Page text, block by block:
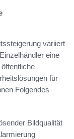
variiert
eine
für
Folgendes
Bildqualität